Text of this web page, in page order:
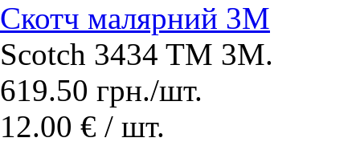
Скотч малярний 3М
Scotch 3434 TM 3M.
619.50 грн./шт.
12.00 € / шт.